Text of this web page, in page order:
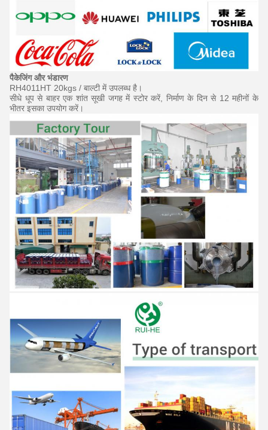
पैकेजिंग और भंडारण
RH4011HT 20kgs / बाल्टी में उपलब्ध है।
सीधे धूप से बाहर एक शांत सूखी जगह में स्टोर करें, निर्माण के दिन से 12 महीनों के
भीतर इसका उपयोग करें।